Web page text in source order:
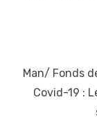
Next
post:
Man/ Fonds
Covid-19 :